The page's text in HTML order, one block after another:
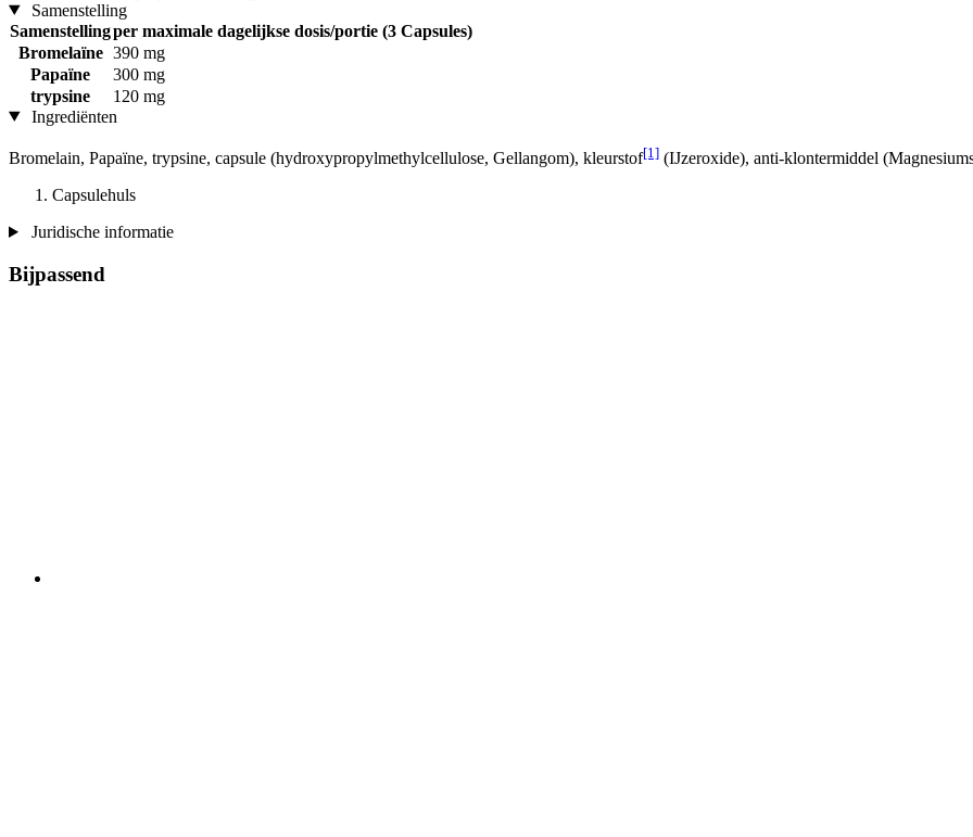
Samenstelling
Samenstellingper maximale dagelijkse dosis/portie (3 Capsules)
Bromelaïne 390 mg
Papaïne
300 mg
trypsine
120 mg
Ingrediënten
Bromelain, Papaïne, trypsine, capsule (hydroxypropylmethylcellulose, Gellangom), kleurstof[1] (IJzeroxide), anti-klontermiddel
Capsulehuls
Juridische informatie
Bijpassend